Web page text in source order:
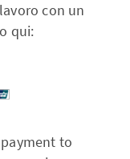
con un
qui:
to